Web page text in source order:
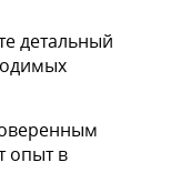
детальный
опыт в